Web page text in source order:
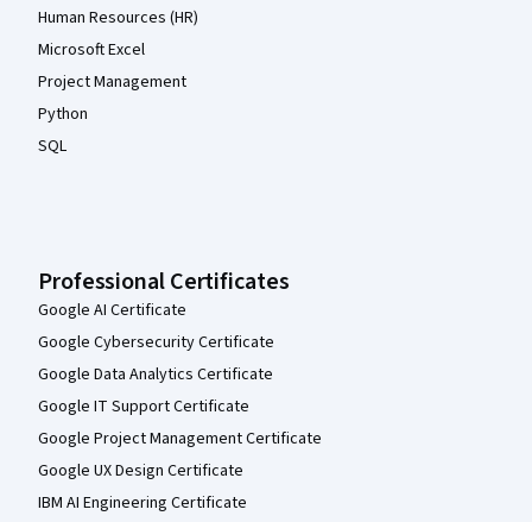
Human Resources (HR)
Microsoft Excel
Project Management
Python
SQL
Professional Certificates
Google AI Certificate
Google Cybersecurity Certificate
Google Data Analytics Certificate
Google IT Support Certificate
Google Project Management Certificate
Google UX Design Certificate
IBM AI Engineering Certificate